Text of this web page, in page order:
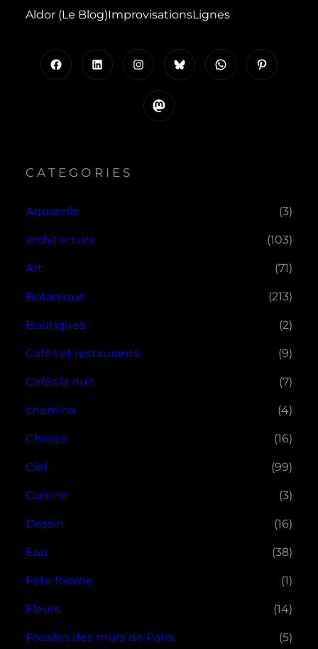
Aldor (le Blog)ImprovisationsLignes
Instagram WhatsApp
Mastodon
CATEGORIES
Aquarelle (3)
architecture (103)
Art (71)
Botanique (213)
Boutiques (2)
Cafés et restaurants (9)
Cafés la nuit (7)
chemins (4)
Choses (16)
Ciel (99)
Cuisine (3)
Dessin (16)
Eau (38)
Fête foraine (1)
Fleurs (14)
Fossiles des murs de Paris (5)